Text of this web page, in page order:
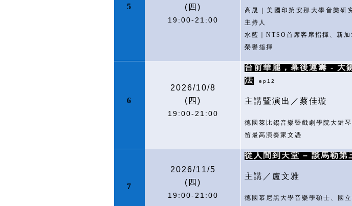
5
( 四)
19:00-21:00
高晟｜美國印第安那大學音樂研
主持人
水藍｜ NTSO首席客席指揮、新
榮譽指揮
6
2026/10/8
( 四)
19:00-21:00
台前華麗，幕後運籌 - 大
法 ep12
主講暨演出／蔡佳璇
德國萊比錫音樂暨戲劇學院大鍵
笛最高演奏家文憑
7
2026/11/5
( 四)
19:00-21:00
從人間到天堂 – 談馬勒第
主講／盧文雅
德國慕尼黑大學音樂學碩士、國